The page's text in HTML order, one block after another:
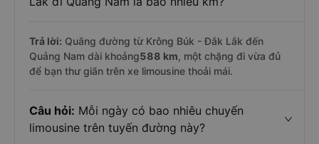
Trả lời: Quãng đường từ Krông Búk - Đắk Lắk đến
Quảng Nam dài khoảng588 km, một chặng đi vừa đủ
để bạn thư giãn trên xe limousine thoải mái.
Câu hỏi: Mỗi ngày có bao nhiêu chuyến
limousine trên tuyến đường này?